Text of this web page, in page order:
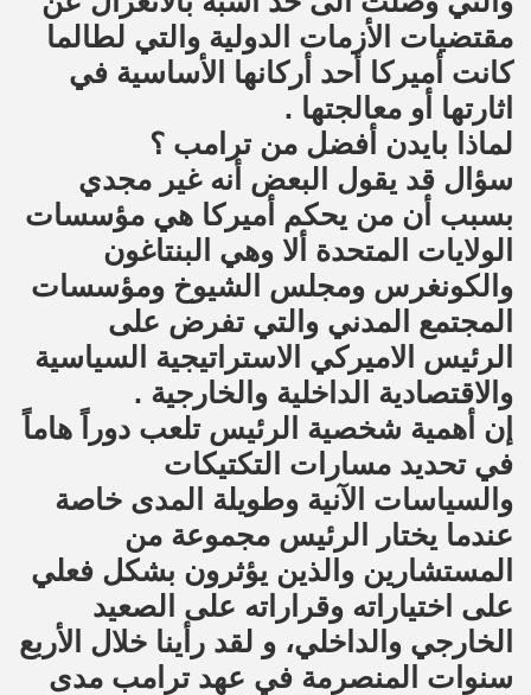
مقتضيات الأزمات الدولية والتي لطالما
كانت أميركا أحد أركانها الأساسية في
اثارتها أو معالجتها .
لماذا بايدن أفضل من ترامب ؟
سؤال قد يقول البعض أنه غير مجدي
بسبب أن من يحكم أميركا هي مؤسسات
الولايات المتحدة ألا وهي البنتاغون
والكونغرس ومجلس الشيوخ ومؤسسات
المجتمع المدني والتي تفرض على
الرئيس الاميركي الاستراتيجية السياسية
والاقتصادية الداخلية والخارجية .
إن أهمية شخصية الرئيس تلعب دوراً هاماً
في تحديد مسارات التكتيكات
والسياسات الآنية وطويلة المدى خاصة
عندما يختار الرئيس مجموعة من
المستشارين والذين يؤثرون بشكل فعلي
على اختياراته وقراراته على الصعيد
الخارجي والداخلي، و لقد رأينا خلال الأربع
سنوات المنصرمة في عهد ترامب مدى